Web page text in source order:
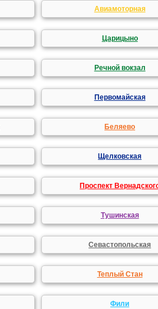
Авиамоторная
Царицыно
Речной вокзал
Первомайская
Беляево
Щелковская
Проспект
Тушинская
Севастопольская
Теплый Стан
Фили